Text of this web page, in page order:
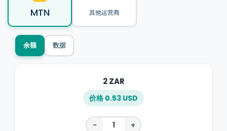
MTN 其他运营商
余额 数据
2 ZAR
价格 0.53 USD
− +